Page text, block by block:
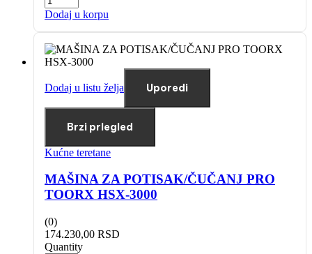
Dodaj u korpu
Dodaj u listu želja Uporedi
Brzi prlegled
Kućne teretane
MAŠINA ZA POTISAK/ČUČANJ PRO
TOORX HSX-3000
(0)
174.230,00 RSD
Quantity